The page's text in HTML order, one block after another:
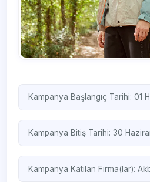
Kampanya Başlangıç Tarihi: 01
Kampanya Bitiş Tarihi: 30
Kampanya Katılan Firma(lar):